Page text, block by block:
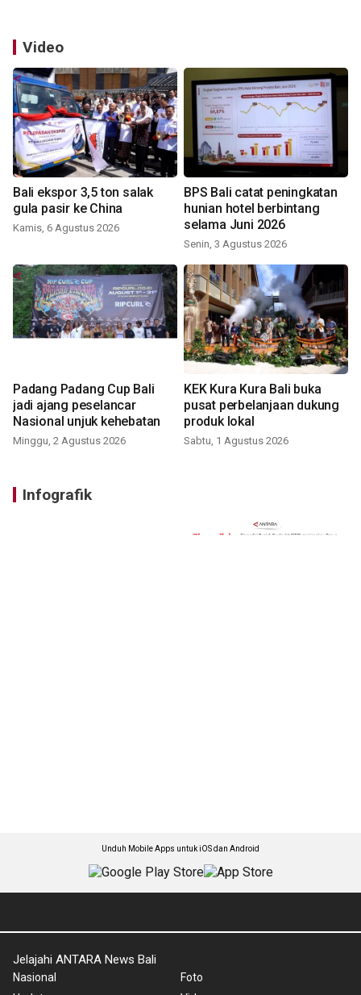
Video
Bali ekspor 3,5 ton salak
gula pasir ke China
Kamis, 6 Agustus 2026
BPS Bali catat peningkatan
hunian hotel berbintang
selama Juni 2026
Senin, 3 Agustus 2026
Padang Padang Cup Bali
jadi ajang peselancar
Nasional unjuk kehebatan
Minggu, 2 Agustus 2026
KEK Kura Kura Bali buka
pusat perbelanjaan dukung
produk lokal
Sabtu, 1 Agustus 2026
Infografik
Unduh Mobile Apps untuk iOS dan Android
Jelajahi ANTARA News Bali
Nasional
Foto